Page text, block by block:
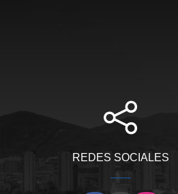
REDES SOCIALES